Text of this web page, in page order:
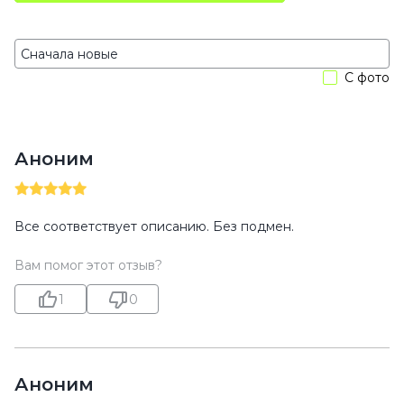
С фото
Аноним
Все соответствует описанию. Без подмен.
Вам помог этот отзыв?
1 0
Аноним